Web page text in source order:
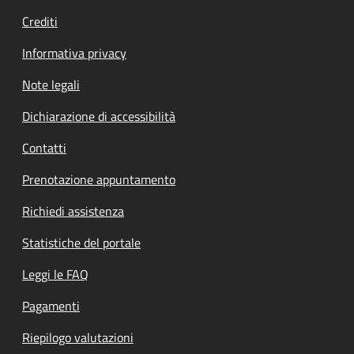
Crediti
Informativa privacy
Note legali
Dichiarazione di accessibilità
Contatti
Prenotazione appuntamento
Richiedi assistenza
Statistiche del portale
Leggi le FAQ
Pagamenti
Riepilogo valutazioni